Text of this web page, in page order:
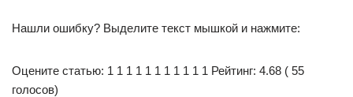
Нашли ошибку? Выделите текст мышкой и нажмите:
Оцените статью: 1 1 1 1 1 1 1 1 1 1 1 Рейтинг: 4.68 ( 55
голосов)